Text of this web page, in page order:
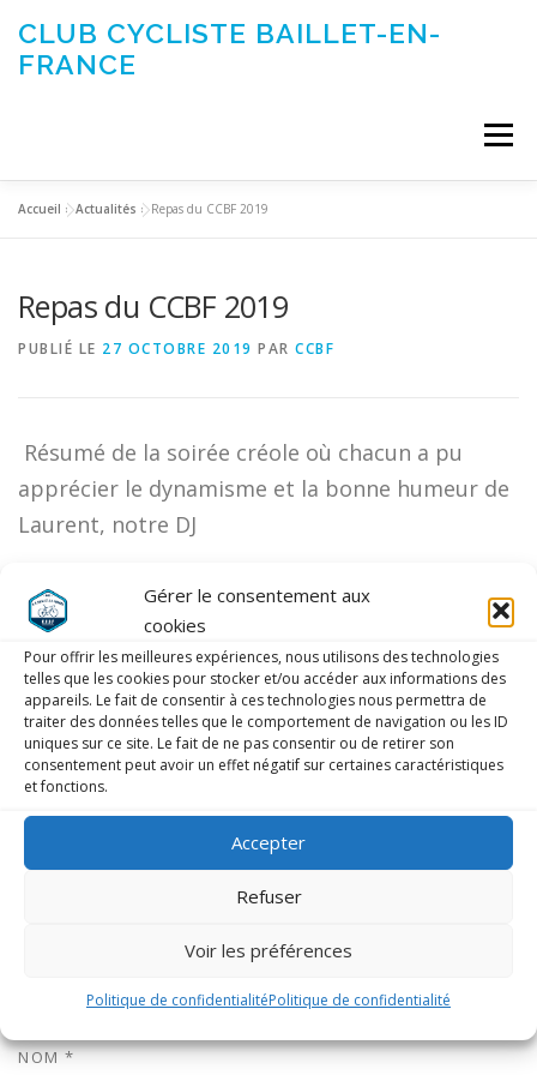
Gérer le consentement aux
cookies
Pour offrir les meilleures expériences, nous utilisons des technologies
telles que les cookies pour stocker et/ou accéder aux informations des
appareils. Le fait de consentir à ces technologies nous permettra de
traiter des données telles que le comportement de navigation ou les ID
uniques sur ce site. Le fait de ne pas consentir ou de retirer son
consentement peut avoir un effet négatif sur certaines caractéristiques
et fonctions.
Accepter
Refuser
Voir les préférences
Politique de confidentialitéPolitique de confidentialité
contenu
CLUB CYCLISTE BAILLET-EN-
FRANCE
Menu
SORTIES CLUB CONTACTEZ-NOUS
Accueil »Actualités »Repas du CCBF 2019
Repas du CCBF 2019
PUBLIÉ LE 27 OCTOBRE 2019 PAR CCBF
Résumé de la soirée créole où chacun a pu
apprécier le dynamisme et la bonne humeur de
Laurent, notre DJ
LAISSER UN COMMENTAIRE
COMMENTAIRE*
NOM*